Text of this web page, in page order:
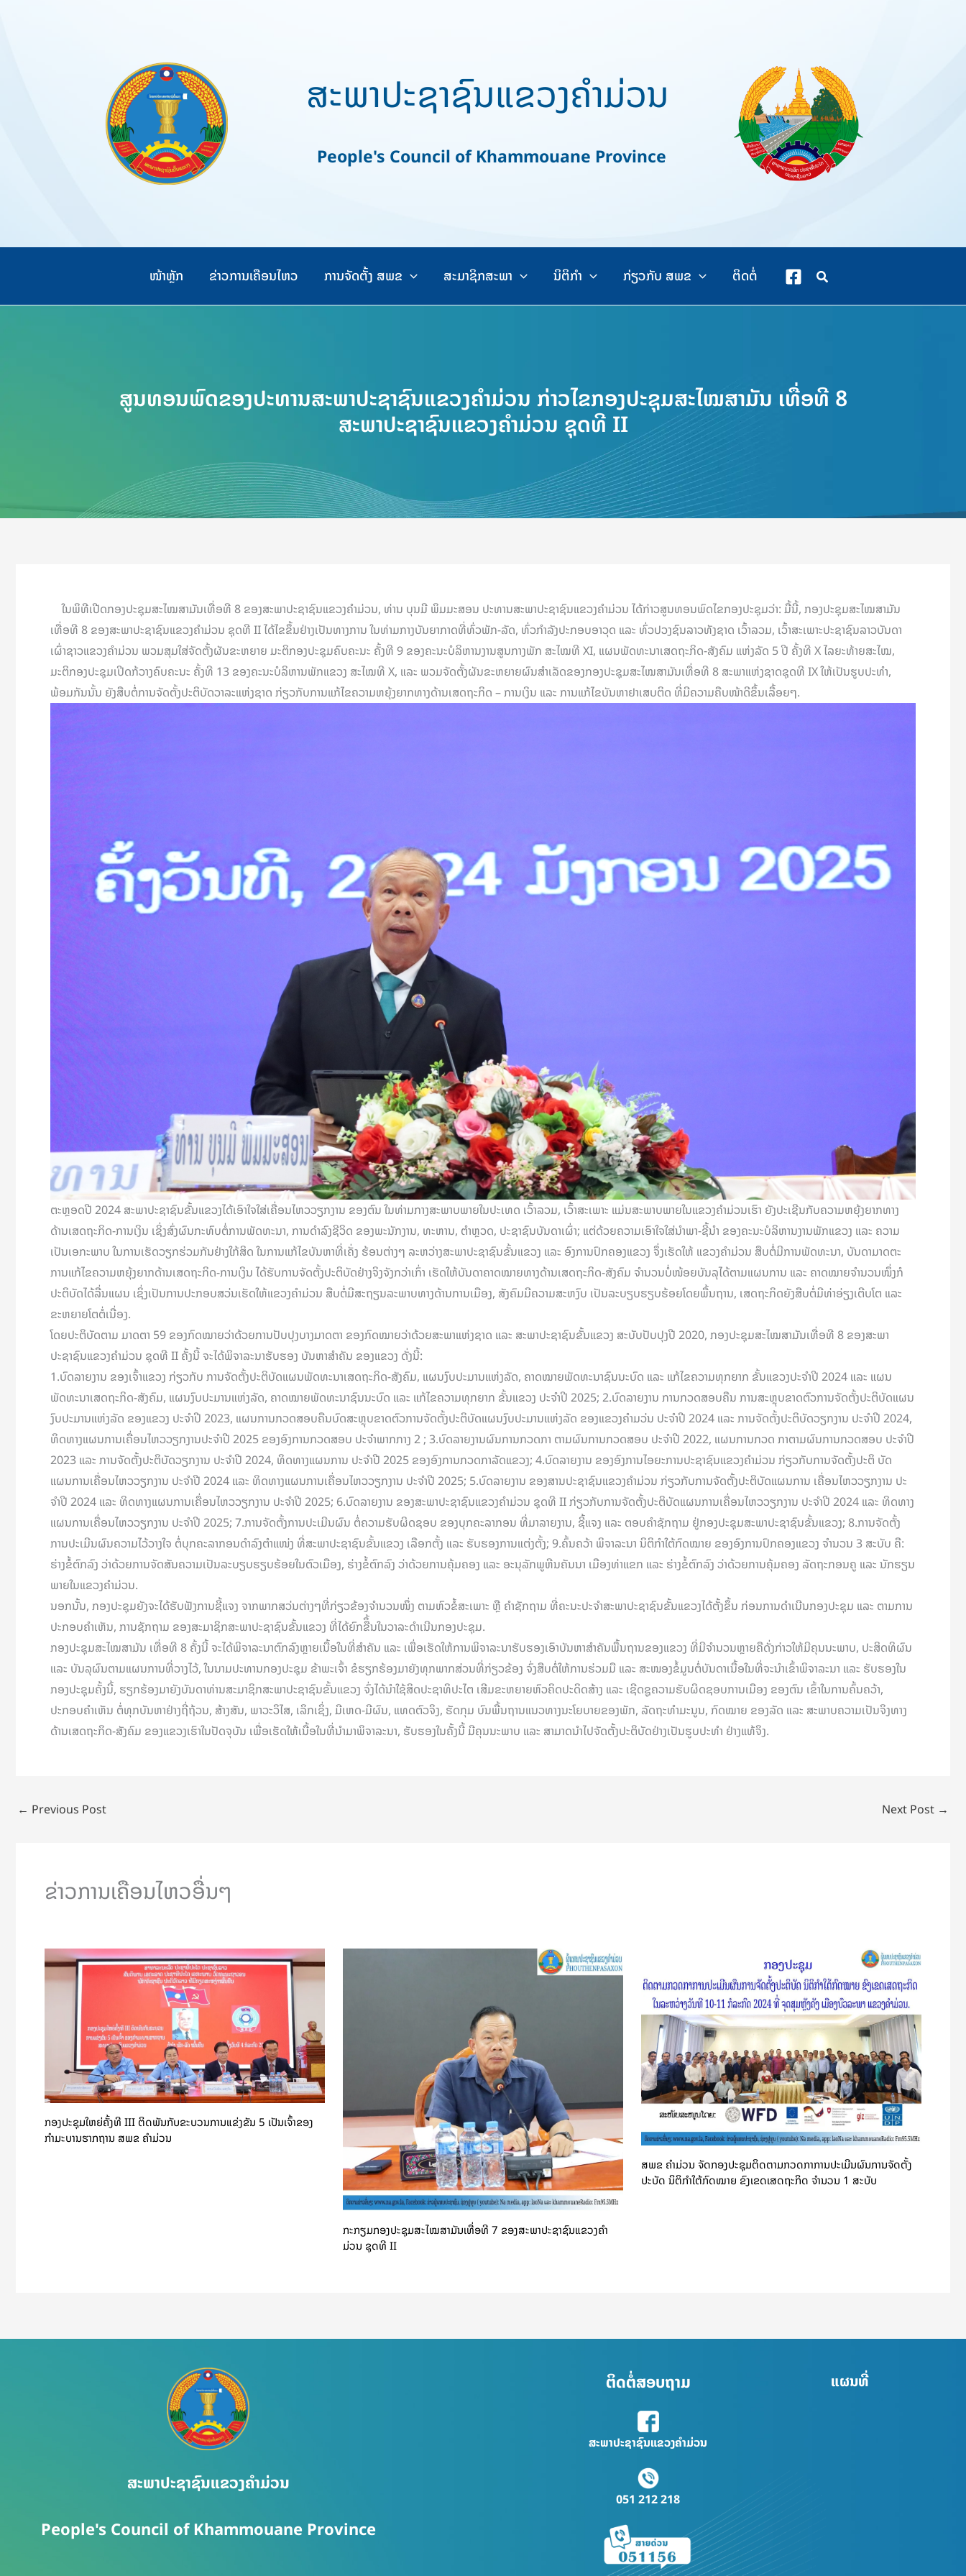
ສະພາປະຊາຊົນແຂວງຄຳມ່ວນ
People's Council of Khammouane Province
ໜ້າຫຼັກ ຂ່າວການເຄືອນໄຫວ ການຈັດຕັ້ງ ສພຂ ສະມາຊິກສະພາ ນິຕິກຳ ກ່ຽວກັບ ສພຂ ຕິດຕໍ່
ສູນທອນພົດຂອງປະທານສະພາປະຊາຊົນແຂວງຄຳມ່ວນ ກ່າວໄຂກອງປະຊຸມສະໄໝສາມັນ ເທື່ອທີ 8
ສະພາປະຊາຊົນແຂວງຄຳມ່ວນ ຊຸດທີ II
ໃນພິທີເປີດກອງປະຊຸມສະໄໝສາມັນເທື່ອທີ 8 ຂອງສະພາປະຊາຊົນແຂວງຄຳມ່ວນ, ທ່ານ ບຸນມີ ພິມມະສອນ ປະທານສະພາປະຊາຊົນແຂວງຄຳມ່ວນ ໄດ້ກ່າວສູນທອນພົດໄຂກອງປະຊຸມວ່າ: ມື້ນີ້, ກອງປະຊຸມສະໄໝສາມັນ
ເທື່ອທີ 8 ຂອງສະພາປະຊາຊົນແຂວງຄຳມ່ວນ ຊຸດທີ II ໄດ້ໄຂຂຶ້ນຢ່າງເປັນທາງການ ໃນທ່າມກາງບັນຍາກາດທີ່ທົ່ວພັກ-ລັດ, ທົ່ວກໍາລັງປະກອບອາວຸດ ແລະ ທົ່ວປວງຊົນລາວທັງຊາດ ເວົ້າລວມ, ເວົ້າສະເພາະປະຊາຊົນລາວບັນດາ
ເຜົ່າຊາວແຂວງຄຳມ່ວນ ພວມສຸມໃສ່ຈັດຕັ້ງຜັນຂະຫຍາຍ ມະຕິກອງປະຊຸມຄົບຄະນະ ຄັ້ງທີ 9 ຂອງຄະນະບໍລິຫານງານສູນກາງພັກ ສະໄໝທີ XI, ແຜນພັດທະນາເສດຖະກິດ-ສັງຄົມ ແຫ່ງລັດ 5 ປີ ຄັ້ງທີ X ໄລຍະທ້າຍສະໄໝ,
ມະຕິກອງປະຊຸມເປີດກ້ວາງຄົບຄະນະ ຄັ້ງທີ 13 ຂອງຄະນະບໍລິຫານພັກແຂວງ ສະໄໝທີ X, ແລະ ພວມຈັດຕັ້ງຜັນຂະຫຍາຍຜົນສໍາເລັດຂອງກອງປະຊຸມສະໄໝສາມັນເທື່ອທີ 8 ສະພາແຫ່ງຊາດຊຸດທີ IX ໃຫ້ເປັນຮູບປະທໍາ,
ພ້ອມກັນນັ້ນ ຍັງສືບຕໍ່ການຈັດຕັ້ງປະຕິບັດວາລະແຫ່ງຊາດ ກ່ຽວກັບການແກ້ໄຂຄວາມຫຍຸ້ງຍາກທາງດ້ານເສດຖະກິດ – ການເງິນ ແລະ ການແກ້ໄຂບັນຫາຢາເສບຕິດ ທີ່ມີຄວາມຄືບໜ້າດີຂຶ້ນເລື້ອຍໆ.
ຕະຫຼອດປີ 2024 ສະພາປະຊາຊົນຂັ້ນແຂວງໄດ້ເອົາໃຈໃສ່ເຄື່ອນໄຫວວຽກງານ ຂອງຕົນ ໃນທ່າມກາງສະພາບພາຍໃນປະເທດ ເວົ້າລວມ, ເວົ້າສະເພາະ ແມ່ນສະພາບພາຍໃນແຂວງຄໍາມ່ວນເຮົາ ຍັງປະເຊີນກັບຄວາມຫຍຸ້ງຍາກທາງ
ດ້ານເສດຖະກິດ-ການເງິນ ເຊິ່ງສົ່ງຜົນກະທົບຕໍ່ການພັດທະນາ, ການດໍາລົງຊີວິດ ຂອງພະນັກງານ, ທະຫານ, ຕໍາຫຼວດ, ປະຊາຊົນບັນດາເຜົ່າ; ແຕ່ດ້ວຍຄວາມເອົາໃຈໃສ່ນໍາພາ-ຊີ້ນໍາ ຂອງຄະນະບໍລິຫານງານພັກແຂວງ ແລະ ຄວາມ
ເປັນເອກະພາບ ໃນການເຮັດວຽກຮ່ວມກັນຢ່າງໃກ້ສິດ ໃນການແກ້ໄຂບັນຫາທີ່ເຄັ່ງ ຮ້ອນຕ່າງໆ ລະຫວ່າງສະພາປະຊາຊົນຂັ້ນແຂວງ ແລະ ອົງການປົກຄອງແຂວງ ຈຶ່ງເຮັດໃຫ້ ແຂວງຄໍາມ່ວນ ສືບຕໍ່ມີການພັດທະນາ, ບັນດາມາດຕະ
ການແກ້ໄຂຄວາມຫຍຸ້ງຍາກດ້ານເສດຖະກິດ-ການເງິນ ໄດ້ຮັບການຈັດຕັ້ງປະຕິບັດຢ່າງຈິງຈັງກວ່າເກົ່າ ເຮັດໃຫ້ບັນດາຄາດໝາຍທາງດ້ານເສດຖະກິດ-ສັງຄົມ ຈໍານວນບໍ່ໜ້ອຍບັນລຸໄດ້ຕາມແຜນການ ແລະ ຄາດໝາຍຈໍານວນໜຶ່ງກໍ
ປະຕິບັດໄດ້ລື່ນແຜນ ເຊິ່ງເປັນການປະກອບສວ່ນເຮັດໃຫ້ແຂວງຄໍາມ່ວນ ສືບຕໍ່ມີສະຖຽນລະພາບທາງດ້ານການເມືອງ, ສັງຄົມມີຄວາມສະຫງົບ ເປັນລະບຽບຮຽບຮ້ອຍໂດຍພື້ນຖານ, ເສດຖະກິດຍັງສືບຕໍ່ມີທ່າອ່ຽງເຕີບໂຕ ແລະ
ຂະຫຍາຍໂຕຕໍ່ເນື່ອງ.
ໂດຍປະຕິບັດຕາມ ມາດຕາ 59 ຂອງກົດໝາຍວ່າດ້ວຍການປັບປຸງບາງມາດຕາ ຂອງກົດໝາຍວ່າດ້ວຍສະພາແຫ່ງຊາດ ແລະ ສະພາປະຊາຊົນຂັ້ນແຂວງ ສະບັບປັບປຸງປີ 2020, ກອງປະຊຸມສະໄໝສາມັນເທື່ອທີ 8 ຂອງສະພາ
ປະຊາຊົນແຂວງຄໍາມ່ວນ ຊຸດທີ II ຄັ້ງນີ້ ຈະໄດ້ພິຈາລະນາຮັບຮອງ ບັນຫາສໍາຄັນ ຂອງແຂວງ ດັ່ງນີ້:
1.ບົດລາຍງານ ຂອງເຈົ້າແຂວງ ກ່ຽວກັບ ການຈັດຕັ້ງປະຕິບັດແຜນພັດທະນາເສດຖະກິດ-ສັງຄົມ, ແຜນງົບປະມານແຫ່ງລັດ, ຄາດໝາຍພັດທະນາຊົນນະບົດ ແລະ ແກ້ໄຂຄວາມທຸກຍາກ ຂັ້ນແຂວງປະຈຳປີ 2024 ແລະ ແຜນ
ພັດທະນາເສດຖະກິດ-ສັງຄົມ, ແຜນງົບປະມານແຫ່ງລັດ, ຄາດໝາຍພັດທະນາຊົນນະບົດ ແລະ ແກ້ໄຂຄວາມທຸກຍາກ ຂັ້ນແຂວງ ປະຈໍາປີ 2025; 2.ບົດລາຍງານ ການກວດສອບຄືນ ການສະຫຼຸບຂາດຕົວການຈັດຕັ້ງປະຕິບັດແຜນ
ງົບປະມານແຫ່ງລັດ ຂອງແຂວງ ປະຈໍາປີ 2023, ແຜນການກວດສອບຄືນບົດສະຫຼຸບຂາດຕົວການຈັດຕັ້ງປະຕິບັດແຜນງົບປະມານແຫ່ງລັດ ຂອງແຂວງຄໍາມວ່ນ ປະຈໍາປີ 2024 ແລະ ການຈັດຕັ້ງປະຕິບັດວຽກງານ ປະຈໍາປີ 2024,
ທິດທາງແຜນການເຄື່ອນໄຫວວຽກງານປະຈໍາປີ 2025 ຂອງອົງການກວດສອບ ປະຈໍາພາກກາງ 2 ; 3.ບົດລາຍງານຜົນການກວດກາ ຕາມຜົນການກວດສອບ ປະຈໍາປີ 2022, ແຜນການກວດ ກາຕາມຜົນການກວດສອບ ປະຈໍາປີ
2023 ແລະ ການຈັດຕັ້ງປະຕິບັດວຽກງານ ປະຈໍາປີ 2024, ທິດທາງແຜນການ ປະຈໍາປີ 2025 ຂອງອົງການກວດກາລັດແຂວງ; 4.ບົດລາຍງານ ຂອງອົງການໄອຍະການປະຊາຊົນແຂວງຄໍາມ່ວນ ກ່ຽວກັບການຈັດຕັ້ງປະຕິ ບັດ
ແຜນການເຄື່ອນໄຫວວຽກງານ ປະຈຳປີ 2024 ແລະ ທິດທາງແຜນການເຄື່ອນໄຫວວຽກງານ ປະຈໍາປີ 2025; 5.ບົດລາຍງານ ຂອງສານປະຊາຊົນແຂວງຄໍາມ່ວນ ກ່ຽວກັບການຈັດຕັ້ງປະຕິບັດແຜນການ ເຄື່ອນໄຫວວຽກງານ ປະ
ຈໍາປີ 2024 ແລະ ທິດທາງແຜນການເຄື່ອນໄຫວວຽກງານ ປະຈໍາປີ 2025; 6.ບົດລາຍງານ ຂອງສະພາປະຊາຊົນແຂວງຄໍາມ່ວນ ຊຸດທີ II ກ່ຽວກັບການຈັດຕັ້ງປະຕິບັດແຜນການເຄື່ອນໄຫວວຽກງານ ປະຈໍາປີ 2024 ແລະ ທິດທາງ
ແຜນການເຄື່ອນໄຫວວຽກງານ ປະຈໍາປີ 2025; 7.ການຈັດຕັ້ງການປະເມີນຜົນ ຕໍ່ຄວາມຮັບຜິດຊອບ ຂອງບຸກຄະລາກອນ ທີ່ມາລາຍງານ, ຊີ້ແຈງ ແລະ ຕອບຄໍາຊັກຖາມ ຢູ່ກອງປະຊຸມສະພາປະຊາຊົນຂັ້ນແຂວງ; 8.ການຈັດຕັ້ງ
ການປະເມີນຜົນຄວາມໄວ້ວາງໃຈ ຕໍ່ບຸກຄະລາກອນດໍາລົງຕໍາແໜ່ງ ທີ່ສະພາປະຊາຊົນຂັ້ນແຂວງ ເລືອກຕັ້ງ ແລະ ຮັບຮອງການແຕ່ງຕັ້ງ; 9.ຄົ້ນຄວ້າ ພິຈາລະນາ ນິຕິກໍາໃຕ້ກົດໝາຍ ຂອງອົງການປົກຄອງແຂວງ ຈໍານວນ 3 ສະບັບ ຄື:
ຮ່າງຂໍໍ້ຕົກລົງ ວ່າດ້ວຍການຈັດສັນຄວາມເປັນລະບຽບຮຽບຮ້ອຍໃນຕົວເມືອງ, ຮ່າງຂໍ້ຕົກລົງ ວ່າດ້ວຍການຄຸ້ມຄອງ ແລະ ອະນຸລັກພູຫີນຄັນນາ ເມືອງທ່າແຂກ ແລະ ຮ່າງຂໍ້ຕົກລົງ ວ່າດ້ວຍການຄຸ້ມຄອງ ລັດຖະກອນຄູ ແລະ ນັກຮຽນ
ພາຍໃນແຂວງຄຳມ່ວນ.
ນອກນັ້ນ, ກອງປະຊຸມຍັງຈະໄດ້ຮັບຟັງການຊີ້ແຈງ ຈາກພາກສວ່ນຕ່າງໆທີ່ກ່ຽວຂ້ອງຈຳນວນໜຶ່ງ ຕາມຫົວຂໍ້ສະເພາະ ຫຼື ຄໍາຊັກຖາມ ທີ່ຄະນະປະຈໍາສະພາປະຊາຊົນຂັ້ນແຂວງໄດ້ຕັ້ງຂຶ້ນ ກ່ອນການດໍາເນີນກອງປະຊຸມ ແລະ ຕາມການ
ປະກອບຄຳເຫັນ, ການຊັກຖາມ ຂອງສະມາຊິກສະພາປະຊາຊົນຂັ້ນແຂວງ ທີ່ໄດ້ຍົກຂືຶ້ນໃນວາລະດໍາເນີນກອງປະຊຸມ.
ກອງປະຊຸມສະໄໝສາມັນ ເທື່ອທີ 8 ຄັ້ງນີ້ ຈະໄດ້ພິຈາລະນາຕົກລົງຫຼາຍເນື້ອໃນທີ່ສຳຄັນ ແລະ ເພື່ອເຮັດໃຫ້ການພິຈາລະນາຮັບຮອງເອົາບັນຫາສໍາຄັນພື້ນຖານຂອງແຂວງ ທີ່ມີຈໍານວນຫຼາຍຄືດັ່ງກ່າວໃຫ້ມີຄຸນນະພາບ, ປະສິດທິຜົນ
ແລະ ບັນລຸຜົນຕາມແຜນການທີ່ວາງໄວ້, ໃນນາມປະທານກອງປະຊຸມ ຂ້າພະເຈົ້າ ຂໍຮຽກຮ້ອງມາຍັງທຸກພາກສ່ວນທີ່ກ່ຽວຂ້ອງ ຈົ່ງສືບຕໍ່ໃຫ້ການຮ່ວມມື ແລະ ສະໜອງຂໍ້ມູນຕໍ່ບັນດາເນື້ອໃນທີ່ຈະນໍາເຂົ້າພິຈາລະນາ ແລະ ຮັບຮອງໃນ
ກອງປະຊຸມຄັ້ງນີ້, ຮຽກຮ້ອງມາຍັງບັນດາທ່ານສະມາຊິກສະພາປະຊາຊົນຂັ້ນແຂວງ ຈົ່ງໄດ້ນໍາໃຊ້ສິດປະຊາທິປະໄຕ ເສີມຂະຫຍາຍຫົວຄິດປະດິດສ້າງ ແລະ ເຊີດຊູຄວາມຮັບຜິດຊອບການເມືອງ ຂອງຕົນ ເຂົ້າໃນການຄົ້ນຄວ້າ,
ປະກອບຄຳເຫັນ ຕໍ່ທຸກບັນຫາຢ່າງຖີ່ຖ້ວນ, ສ້າງສັນ, ພາວະວິໄສ, ເລິກເຊິ່ງ, ມີເຫດ-ມີຜົນ, ແທດຕົວຈິງ, ຮັດກຸມ ບົນພື້ນຖານແນວທາງນະໂຍບາຍຂອງພັກ, ລັດຖະທໍາມະນູນ, ກົດໝາຍ ຂອງລັດ ແລະ ສະພາບຄວາມເປັນຈິງທາງ
ດ້ານເສດຖະກິດ-ສັງຄົມ ຂອງແຂວງເຮົາໃນປັດຈຸບັນ ເພື່ອເຮັດໃຫ້ເນື້ອໃນທີ່ນໍາມາພິຈາລະນາ, ຮັບຮອງໃນຄັ້ງນີ້ ມີຄຸນນະພາບ ແລະ ສາມາດນໍາໄປຈັດຕັ້ງປະຕິບັດຢ່າງເປັນຮູບປະທໍາ ຢ່າງແທ້ຈິງ.
← Previous Post Next Post →
ຂ່າວການເຄືອນໄຫວອື່ນໆ
ກອງປະຊຸມໃຫຍ່ຄັ້ງທີ III ຕິດພັນກັບຂະບວນການແຂ່ງຂັນ 5 ເປັນເຈົ້າຂອງ
ກຳມະບານຮາກຖານ ສພຂ ຄໍາມ່ວນ
ກະກຽມກອງປະຊຸມສະໄໝສາມັນເທື່ອທີ 7 ຂອງສະພາປະຊາຊົນແຂວງຄໍາ
ມ່ວນ ຊຸດທີ II
ສພຂ ຄໍາມ່ວນ ຈັດກອງປະຊຸມຕິດຕາມກວດກາການປະເມີນຜົນການຈັດຕັ້ງ
ປະບັດ ນິຕິກຳໃຕ້ກົດໝາຍ ຂົງເຂດເສດຖະກິດ ຈໍານວນ 1 ສະບັບ
ສະພາປະຊາຊົນແຂວງຄຳມ່ວນ
People's Council of Khammouane Province
ຕິດຕໍ່ສອບຖາມ
ສະພາປະຊາຊົນແຂວງຄຳມ່ວນ
051 212 218
ແຜນທີ່